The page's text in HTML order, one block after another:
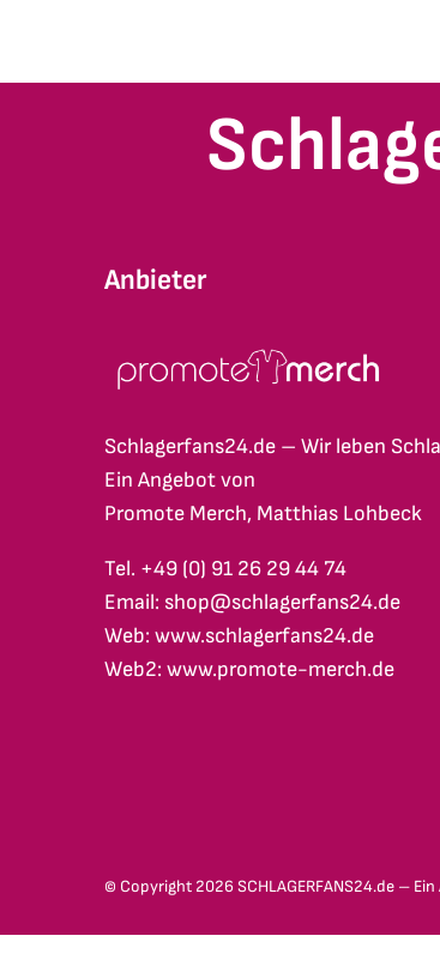
Anbieter
Schlagerfans24.de – Wir leben
Ein Angebot von
Promote Merch, Matthias Lohbeck
Tel. +49 (0) 91 26 29 44 74
Email: shop@schlagerfans24.de
Web: www.schlagerfans24.de
Web2: www.promote-merch.de
© Copyright 2026 SCHLAGERFANS24.de –